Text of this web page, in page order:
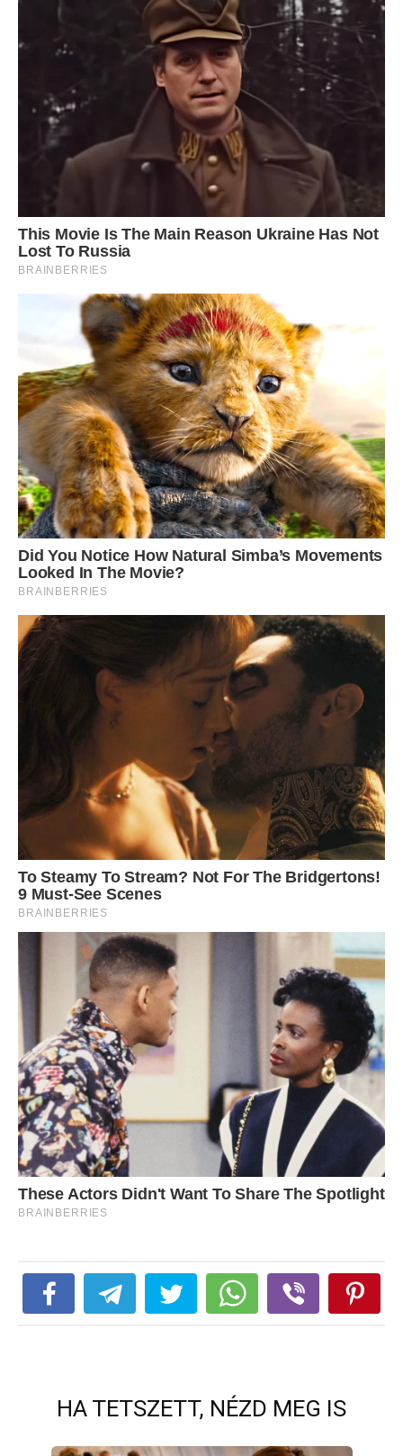
HA TETSZETT, NÉZD MEG IS